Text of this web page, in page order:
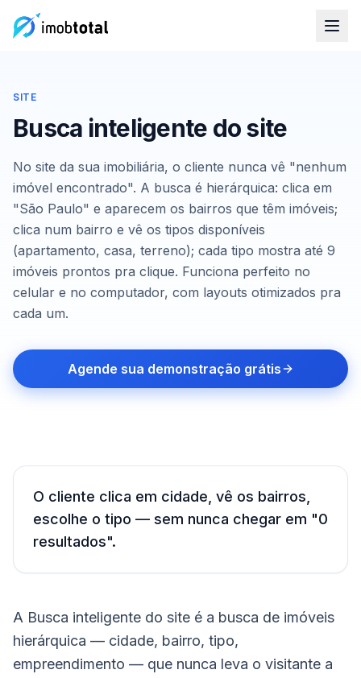
SITE
Busca inteligente do site
No site da sua imobiliária, o cliente nunca vê "nenhum
imóvel encontrado". A busca é hierárquica: clica em
"São Paulo" e aparecem os bairros que têm imóveis;
clica num bairro e vê os tipos disponíveis
(apartamento, casa, terreno); cada tipo mostra até 9
imóveis prontos pra clique. Funciona perfeito no
celular e no computador, com layouts otimizados pra
cada um.
Agende sua demonstração grátis
O cliente clica em cidade, vê os bairros,
escolhe o tipo — sem nunca chegar em "0
resultados".
A Busca inteligente do site é a busca de imóveis
hierárquica — cidade, bairro, tipo,
empreendimento — que nunca leva o visitante a